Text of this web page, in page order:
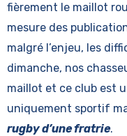
fièrement le maillot
mesure des
malgré l’enjeu, les
dimanche, nos
maillot et ce club est
uniquement sportif
rugby d’une fratrie.